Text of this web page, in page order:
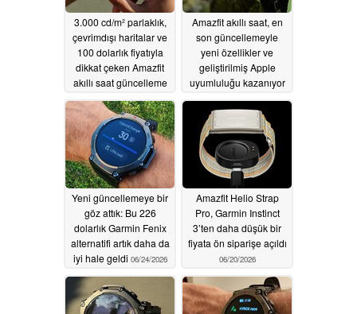
3.000 cd/m² parlaklık,
çevrimdışı haritalar ve
100 dolarlık fiyatıyla
dikkat çeken Amazfit
akıllı saat güncelleme
07/05/2026
Amazfit akıllı saat, en
son güncellemeyle
yeni özellikler ve
geliştirilmiş Apple
uyumluluğu kazanıyor
07/02/2026
Yeni güncellemeye bir
göz attık: Bu 226
dolarlık Garmin Fenix
alternatifi artık daha da
iyi hale geldi 06/24/2026
Amazfit Helio Strap
Pro, Garmin Instinct
3’ten daha düşük bir
fiyata ön siparişe açıldı
06/20/2026